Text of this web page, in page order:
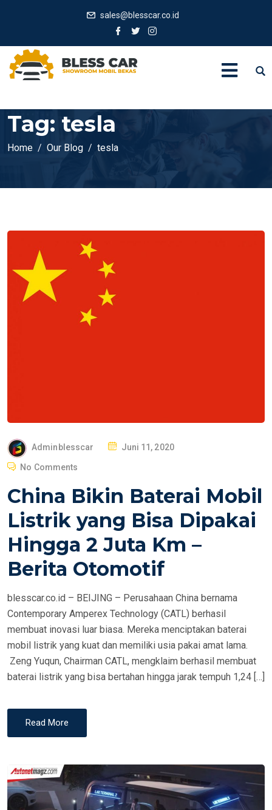
sales@blesscar.co.id
Tag: tesla
Home Our Blog tesla
Adminblesscar
T
D
O
Juni 11, 2020
No Comments
China Bikin Baterai Mobil
Listrik yang Bisa Dipakai
Hingga 2 Juta Km –
Berita Otomotif
blesscar.co.id – BEIJING – Perusahaan China bernama
Contemporary Amperex Technology (CATL) berhasil
membuat inovasi luar biasa. Mereka menciptakan baterai
mobil listrik yang kuat dan memiliki usia pakai amat lama.
Zeng Yuqun, Chairman CATL, mengklaim berhasil membuat
baterai listrik yang bisa bertahan hingga jarak tempuh 1,24 […]
Read More